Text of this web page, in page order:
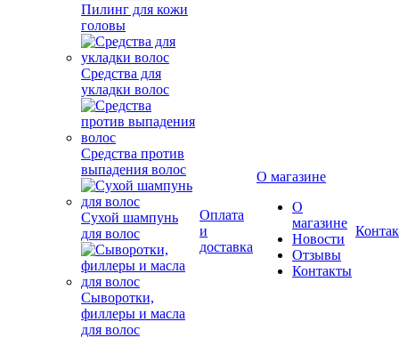
Пилинг для кожи
головы
Средства для
укладки волос
Средства против
выпадения волос
Сухой шампунь
для волос
Сыворотки,
филлеры и масла
для волос
Оплата
и
доставка
О магазине
О
магазине
Новости
Отзывы
Контакты